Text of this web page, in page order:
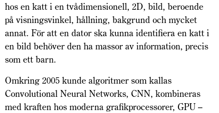
hos en katt i en tvådimensionell, 2D, bild, beroende
på visningsvinkel, hållning, bakgrund och mycket
annat. För att en dator ska kunna identifiera en katt i
en bild behöver den ha massor av information, precis
som ett barn.
Omkring 2005 kunde algoritmer som kallas
Convolutional Neural Networks, CNN, kombineras
med kraften hos moderna grafikprocessorer, GPU –